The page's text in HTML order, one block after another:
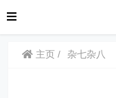
主页 杂七杂八